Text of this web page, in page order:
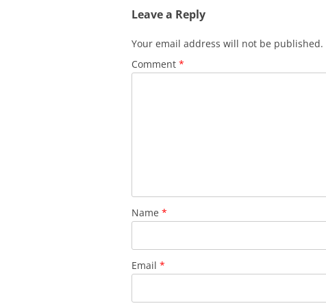
Leave a Reply
Your email address will not be published.
Comment *
Name *
Email *